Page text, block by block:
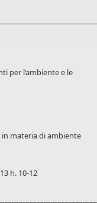
per l’ambiente e le
in materia di ambiente
h. 10-12